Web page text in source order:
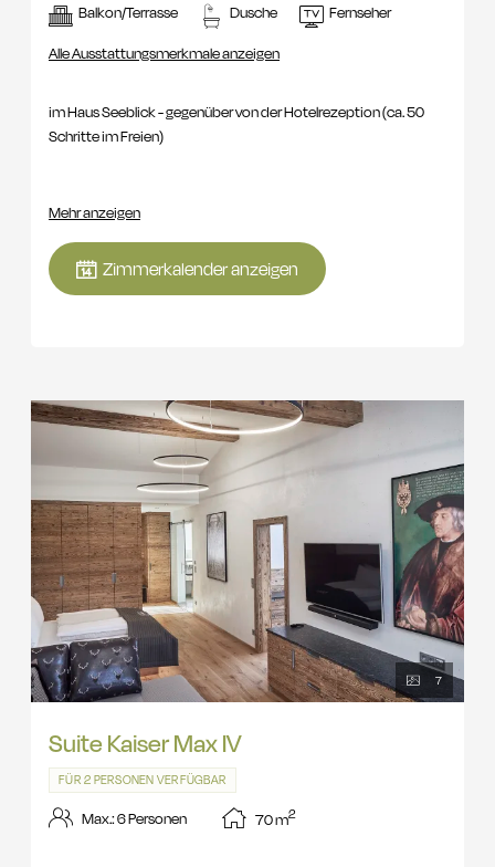
Balkon/Terrasse Dusche Fernseher
Alle Ausstattungsmerkmale anzeigen
im Haus Seeblick - gegenüber von der Hotelrezeption (ca. 50
Schritte im Freien)
m²
sonstige Ausstattung:
1 Elternschlafzimmer mit Wohnraum und
Kosmetikspiegel, getrenntes WC, Telefon, W-Lan, Safe, Smart
TV 55'' mit Netflix, Amazon TV und Sky mit Soundbar.
Mehr anzeigen
Zimmerkalender anzeigen
7
Suite Kaiser Max IV
FÜR 2 PERSONEN VERFÜGBAR
Max.: 6 Personen 70m2